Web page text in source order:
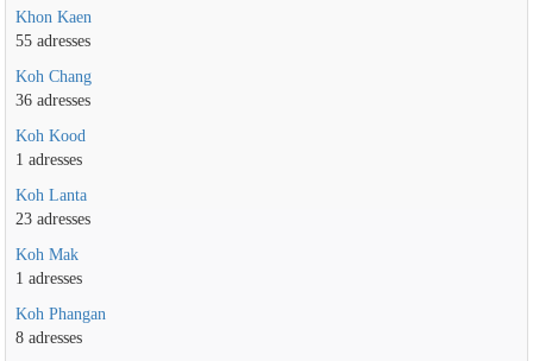
Khon Kaen
55 adresses
Koh Chang
36 adresses
Koh Kood
1 adresses
Koh Lanta
23 adresses
Koh Mak
1 adresses
Koh Phangan
8 adresses